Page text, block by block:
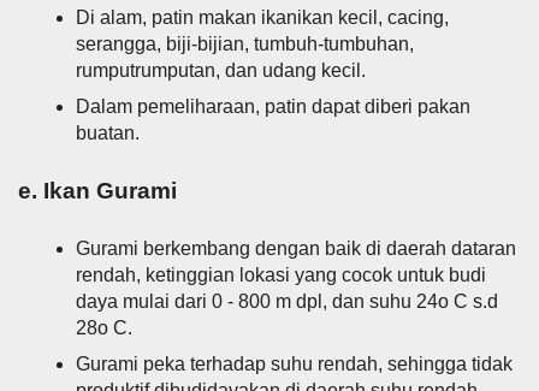
Di alam, patin makan ikanikan kecil, cacing,
serangga, biji-bijian, tumbuh-tumbuhan,
rumputrumputan, dan udang kecil.
Dalam pemeliharaan, patin dapat diberi pakan
buatan.
e. Ikan Gurami
Gurami berkembang dengan baik di daerah dataran
rendah, ketinggian lokasi yang cocok untuk budi
daya mulai dari 0 - 800 m dpl, dan suhu 24o C s.d
28o C.
Gurami peka terhadap suhu rendah, sehingga tidak